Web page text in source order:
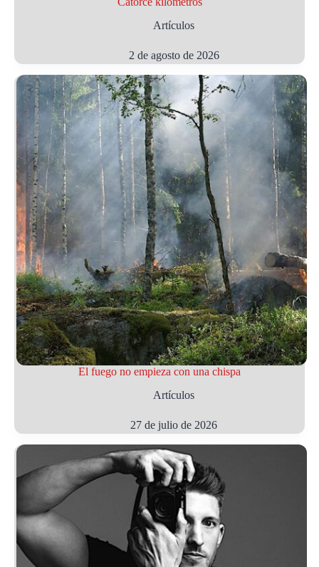
Artículos
2 de agosto de 2026
El fuego no empieza con una chispa
Artículos
27 de julio de 2026